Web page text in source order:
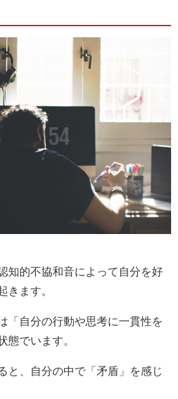
知的不協和音によって自分を好
きます。
「自分の行動や思考に一貫性を
態でいます。
と、自分の中で「矛盾」を感じ